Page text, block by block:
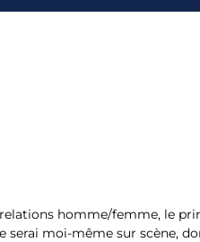
homme/femme, le
serai moi-même sur scène,